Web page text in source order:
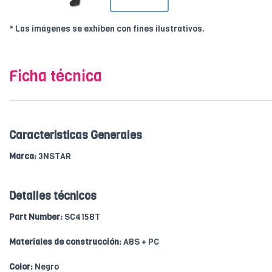
* Las imágenes se exhiben con fines ilustrativos.
Ficha técnica
Caracteristicas Generales
Marca: 3NSTAR
Detalles técnicos
Part Number: SC415BT
Materiales de construcción:ABS + PC
Color: Negro